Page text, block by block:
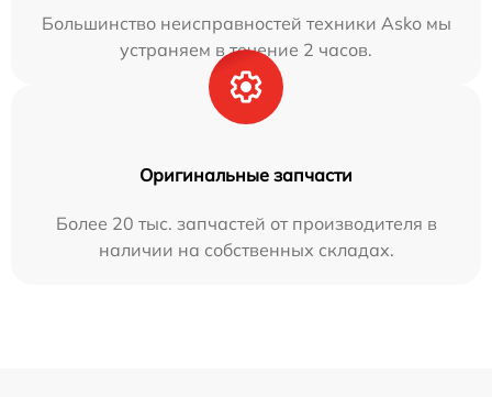
Большинство неисправностей техники Asko мы
устраняем в течение 2 часов.
Оригинальные запчасти
Более 20 тыс. запчастей от производителя в
наличии на собственных складах.